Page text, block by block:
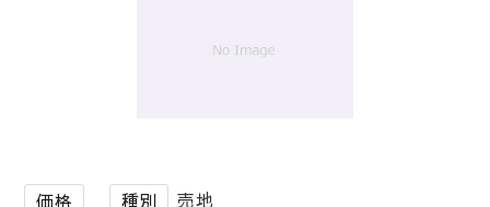
価格 種別 売地